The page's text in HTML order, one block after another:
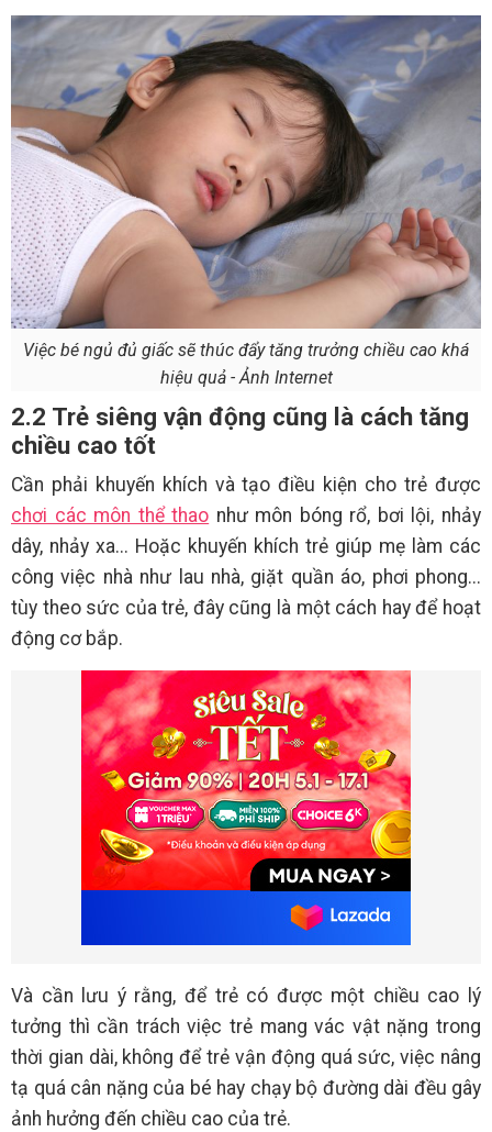
Việc bé ngủ đủ giấc sẽ thúc đẩy tăng trưởng chiều cao khá
hiệu quả - Ảnh Internet
2.2 Trẻ siêng vận động cũng là cách tăng
chiều cao tốt
Cần phải khuyến khích và tạo điều kiện cho trẻ được
chơi các môn thể thao như môn bóng rổ, bơi lội, nhảy
dây, nhảy xa... Hoặc khuyến khích trẻ giúp mẹ làm các
công việc nhà như lau nhà, giặt quần áo, phơi phong...
tùy theo sức của trẻ, đây cũng là một cách hay để hoạt
động cơ bắp.
Và cần lưu ý rằng, để trẻ có được một chiều cao lý
tưởng thì cần trách việc trẻ mang vác vật nặng trong
thời gian dài, không để trẻ vận động quá sức, việc nâng
tạ quá cân nặng của bé hay chạy bộ đường dài đều gây
ảnh hưởng đến chiều cao của trẻ.